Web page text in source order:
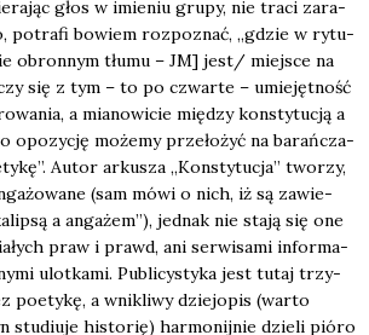
głos w imie­niu gru­py, nie tra­ci zara­
potra­fi bowiem roz­po­znać, „gdzie w rytu­
obron­nym tłu­mu – JM] jest/ miej­sce na
się z tym – to po czwar­te – umie­jęt­ność
a mia­no­wi­cie mię­dzy kon­sty­tu­cją a
opo­zy­cję może­my prze­ło­żyć na barań­cza­
Autor arku­sza „Kon­sty­tu­cja” two­rzy,
(sam mówi o nich, iż są zawie­
a anga­żem”), jed­nak nie sta­ją się one
praw i prawd, ani ser­wi­sa­mi infor­ma­
ulot­ka­mi. Publi­cy­sty­ka jest tutaj trzy­
poety­kę, a wni­kli­wy dzie­jo­pis (war­to
stu­diu­je histo­rię) har­mo­nij­nie dzie­li pió­ro